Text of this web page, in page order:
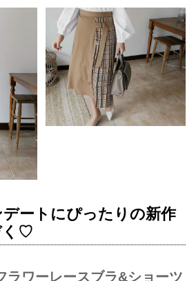
ートにぴったりの新作
く♡
ラワーレースブラ&ショーツ